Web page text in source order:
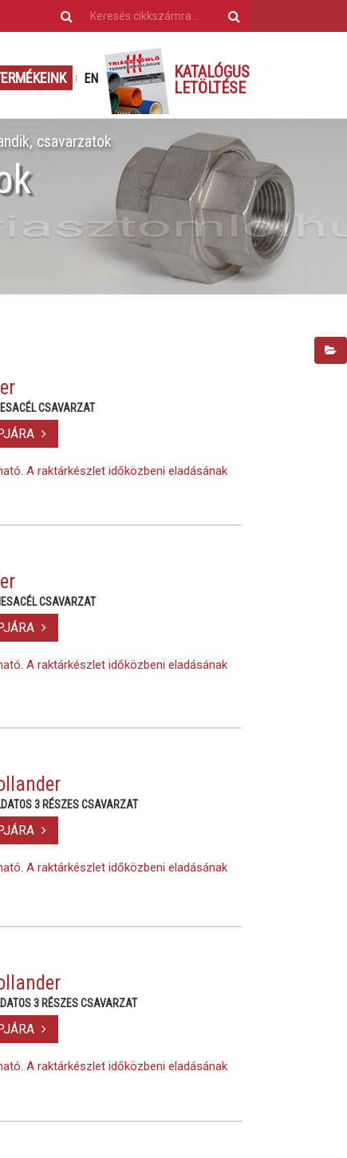
EN
KATALÓGUS
LETÖLTÉSE
csavarzatok
CSAVARZAT
A raktárkészlet időközbeni eladásának
CSAVARZAT
A raktárkészlet időközbeni eladásának
3 RÉSZES CSAVARZAT
A raktárkészlet időközbeni eladásának
3 RÉSZES CSAVARZAT
A raktárkészlet időközbeni eladásának